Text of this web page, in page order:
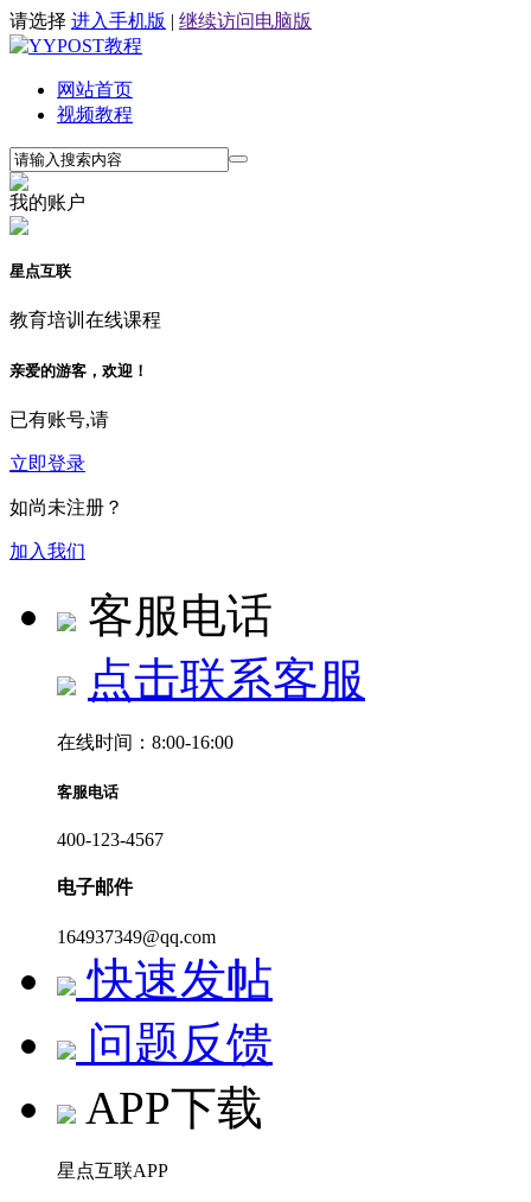
请选择 进入手机版 | 继续访问电脑版
网站首页
视频教程
我的账户
星点互联
教育培训在线课程
亲爱的游客，欢迎！
已有账号,请
立即登录
如尚未注册？
加入我们
客服电话
点击联系客服
在线时间：8:00-16:00
客服电话
400-123-4567
电子邮件
164937349@qq.com
快速发帖
问题反馈
APP下载
星点互联APP